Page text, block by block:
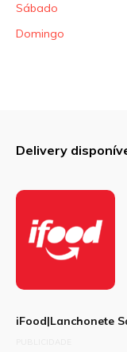
Sábado
Domingo
Delivery
iFood|Lanchonete